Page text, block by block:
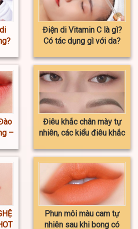
Điện di Vitamin C là gì?
Có tác dụng gì với da?
–
Điêu khắc chân mày tự
nhiên, các kiểu điêu khắc
Phun môi màu cam tự
nhiên sau khi bong có